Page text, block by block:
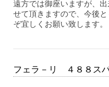
遠方では御座いますが、
せて頂きますので、今後
ぞ宜しくお願い致します
フェラ－リ ４８８ス